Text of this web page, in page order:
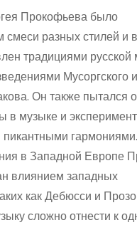
Прокофьева было
смеси разных стилей и
традициями русской
Мусоргского и
Он также пытался
в музыке и
пикантными
в Западной Европе
влиянием западных
как Дебюсси и
сложно отнести к